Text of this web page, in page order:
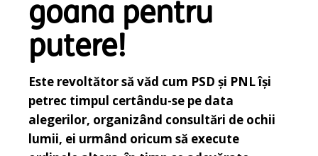
goana pentru
putere!
Este revoltător să văd cum PSD și PNL își
petrec timpul certându-se pe data
alegerilor, organizând consultări de ochii
lumii, ei urmând oricum să execute